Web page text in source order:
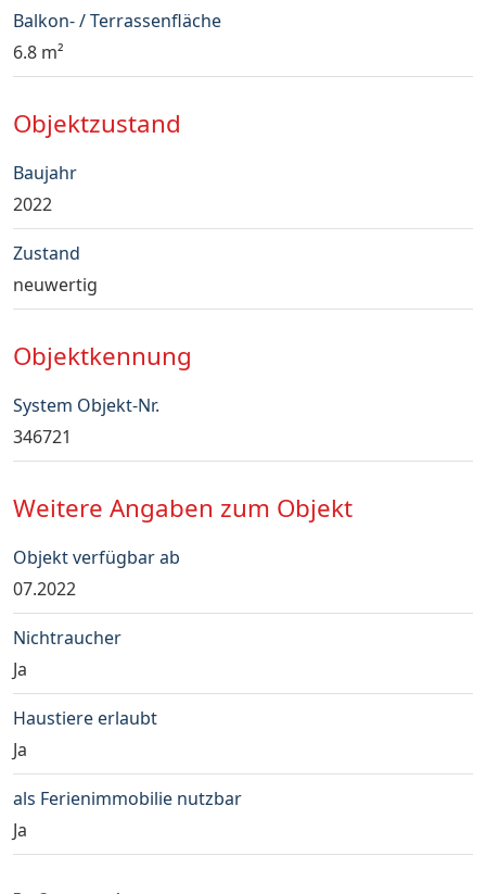
Balkon- / Terrassenfläche
6.8 m²
Objektzustand
Baujahr
2022
Zustand
neuwertig
Objektkennung
System Objekt-Nr.
346721
Weitere Angaben zum Objekt
Objekt verfügbar ab
07.2022
Nichtraucher
Ja
Haustiere erlaubt
Ja
als Ferienimmobilie nutzbar
Ja